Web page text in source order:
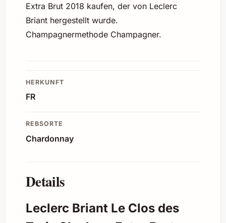
Extra Brut 2018 kaufen, der von Leclerc
Briant hergestellt wurde.
Champagnermethode Champagner.
HERKUNFT
FR
REBSORTE
Chardonnay
Details
Leclerc Briant Le Clos des